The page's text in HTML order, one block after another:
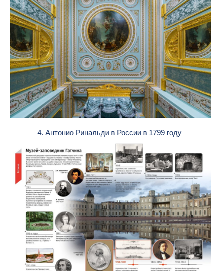
4. Антонио Ринальди в России в 1799 году